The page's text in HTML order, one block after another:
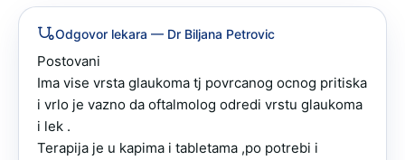
Odgovor lekara — Dr Biljana Petrovic
Postovani
Ima vise vrsta glaukoma tj povrcanog ocnog pritiska
i vrlo je vazno da oftalmolog odredi vrstu glaukoma
i lek .
Terapija je u kapima i tabletama ,po potrebi i